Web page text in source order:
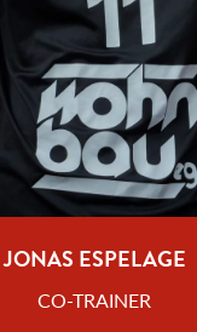
JONAS ESPELAGE
CO-TRAINER